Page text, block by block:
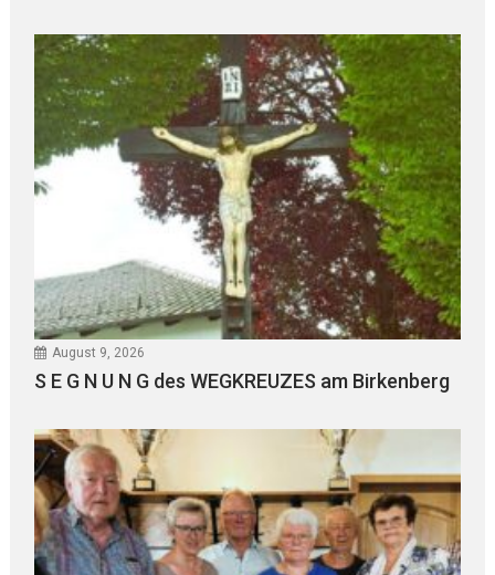
August 9, 2026
S E G N U N G des WEGKREUZES am Birkenberg